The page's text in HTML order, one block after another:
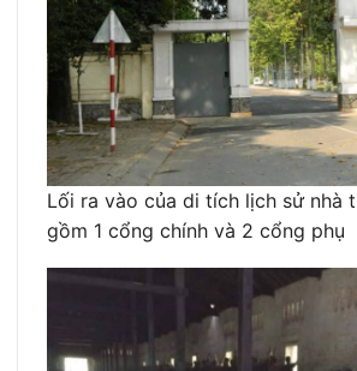
Lối ra vào của di tích lịch sử nhà
gồm 1 cổng chính và 2 cổng phụ